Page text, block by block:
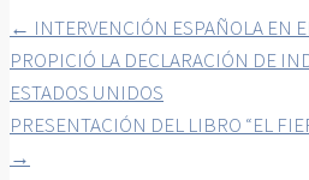
← INTERVENCIÓN ESPAÑOLA EN
PROPICIÓ LA DECLARACIÓN DE
ESTADOS UNIDOS
PRESENTACIÓN DEL LIBRO “EL
→